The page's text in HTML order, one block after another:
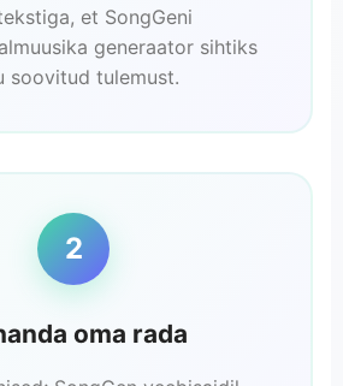
et SongGeni
generaator sihtiks
soovitud tulemust.
2
oma rada